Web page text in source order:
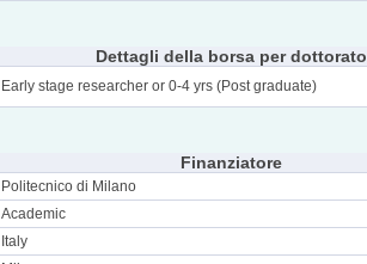
Dettagli della borsa per dottorato
Early stage researcher or 0-4 yrs (Post graduate)
Finanziatore
Politecnico di Milano
Academic
Italy